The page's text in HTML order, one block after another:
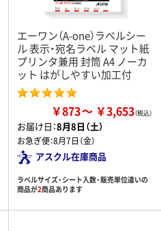
エーワン（A-one）ラベルシー
ル 表示・宛名ラベル マット紙
プリンタ兼用 封筒 A4 ノーカ
ット はがしやすい加工付
￥873 ￥3,653
お届け日：8月8日（土）
お急ぎ便：8月7日（金）
アスクル在庫商品
ラベルサイズ・シート入数・販売単位違いの
商品が2商品あります